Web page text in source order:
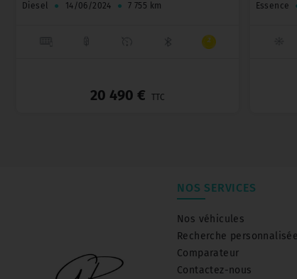
Diesel
● 14/06/2024 ● 7 755 km
20 490 € TTC
Essence
NOS SERVICES
Nos véhicules
Recherche personnalisée
Comparateur
Contactez-nous